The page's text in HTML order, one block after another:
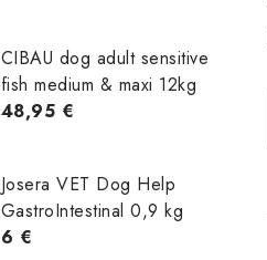
CIBAU dog adult sensitive
fish medium & maxi 12kg
48,95 €
Josera VET Dog Help
GastroIntestinal 0,9 kg
6 €